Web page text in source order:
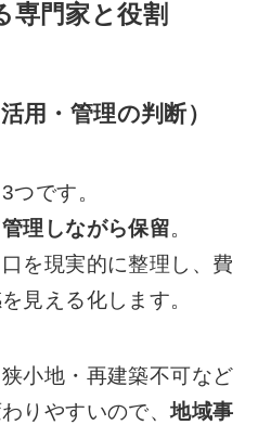
専門家と役割
用・管理の判断）
つです。
理しながら保留。
を現実的に整理し、費
見える化します。
小地・再建築不可など
りやすいので、地域事